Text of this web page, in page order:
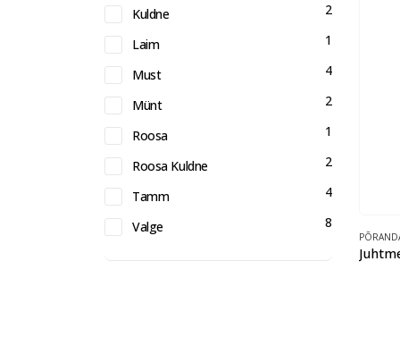
Kuldne 2
Laim 1
Must 4
Münt 2
Roosa 1
Roosa Kuldne 2
Tamm 4
Valge 8